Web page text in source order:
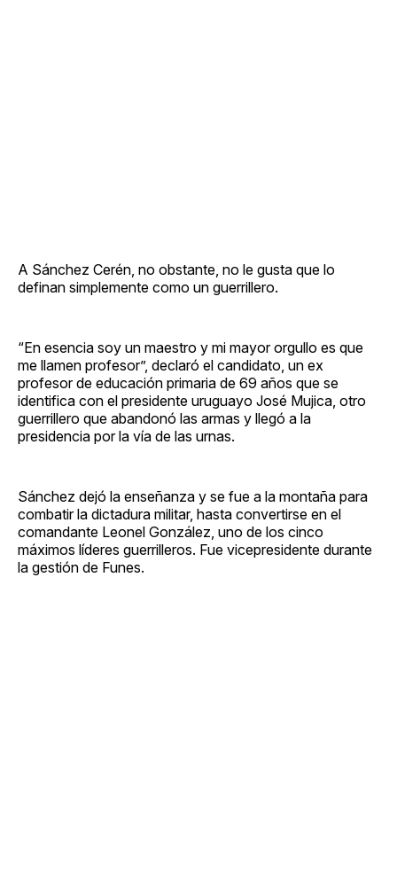
A Sánchez Cerén, no obstante, no le gusta que lo
definan simplemente como un guerrillero.
“En esencia soy un maestro y mi mayor orgullo es que
me llamen profesor”, declaró el candidato, un ex
profesor de educación primaria de 69 años que se
identifica con el presidente uruguayo José Mujica, otro
guerrillero que abandonó las armas y llegó a la
presidencia por la vía de las urnas.
Sánchez dejó la enseñanza y se fue a la montaña para
combatir la dictadura militar, hasta convertirse en el
comandante Leonel González, uno de los cinco
máximos líderes guerrilleros. Fue vicepresidente durante
la gestión de Funes.